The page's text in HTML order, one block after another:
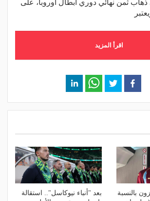
ثمن نهائي دوري أبطال أوروبا، على
اقرأ المزيد
بالنسبة
بعد "أنباء نيوكاسل".. استقالة